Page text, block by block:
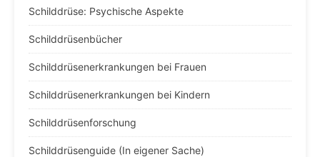
Schilddrüse: Psychische Aspekte
Schilddrüsenbücher
Schilddrüsenerkrankungen bei Frauen
Schilddrüsenerkrankungen bei Kindern
Schilddrüsenforschung
Schilddrüsenguide (In eigener Sache)